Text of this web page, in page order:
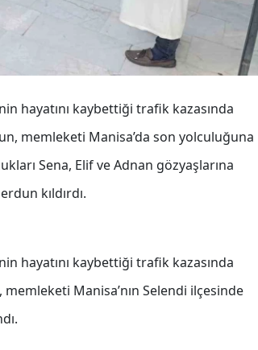
hayatını kaybettiği trafik kazasında
memleketi Manisa’da son yolculuğuna
Sena, Elif ve Adnan gözyaşlarına
kıldırdı.
hayatını kaybettiği trafik kazasında
Manisa’nın Selendi ilçesinde